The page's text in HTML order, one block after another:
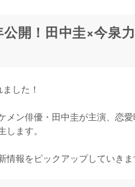
開！田中圭×今泉力
した！
メン俳優・田中圭が主演、恋
ます。
報をピックアップしていきま